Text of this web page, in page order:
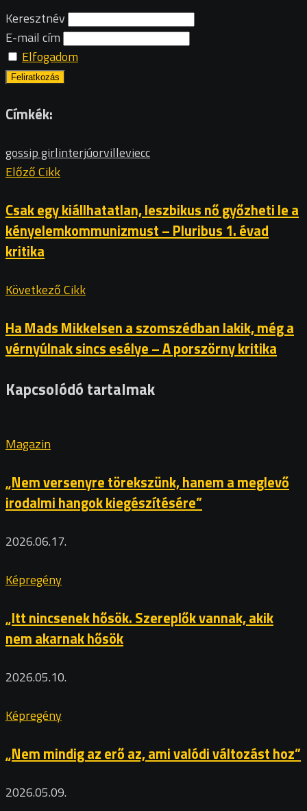
Keresztnév
E-mail cím
Elfogadom
Címkék:
gossip girlinterjúorvilleviecc
Előző Cikk
Csak egy kiállhatatlan, leszbikus nő győzheti le a
kényelemkommunizmust – Pluribus 1. évad
kritika
Következő Cikk
Ha Mads Mikkelsen a szomszédban lakik, még a
vérnyúlnak sincs esélye – A porszörny kritika
Kapcsolódó tartalmak
Magazin
„Nem versenyre törekszünk, hanem a meglevő
irodalmi hangok kiegészítésére”
2026.06.17.
Képregény
„Itt nincsenek hősök. Szereplők vannak, akik
nem akarnak hősök
2026.05.10.
Képregény
„Nem mindig az erő az, ami valódi változást hoz”
2026.05.09.